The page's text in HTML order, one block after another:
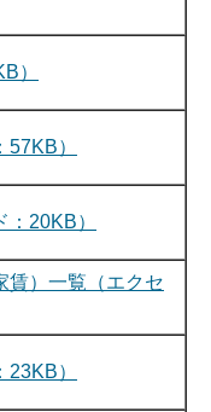
）
）
20KB）
賃）一覧（エクセ
）